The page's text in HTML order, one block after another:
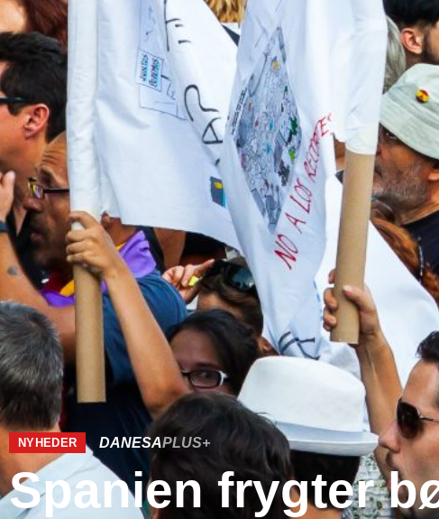
NYHEDER DANESAPLUS+
Spanien frygter